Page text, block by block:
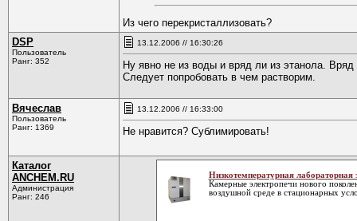
Из чего перекристаллизовать?
DSP
Пользователь
Ранг: 352
13.12.2006 // 16:30:26
Ну явно не из воды и вряд ли из этанола. Вряд
Следует попробовать в чем растворим.
Вячеслав
Пользователь
Ранг: 1369
13.12.2006 // 16:33:00
Не нравится? Сублимировать!
Каталог
ANCHEM.RU
Администрация
Ранг: 246
Низкотемпературная
Камерные электропечи нового
воздушной среде в стационарных